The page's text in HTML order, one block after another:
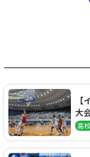
大
阜
高